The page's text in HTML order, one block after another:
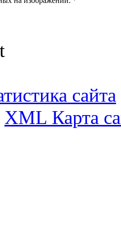
сайта
XML Карта